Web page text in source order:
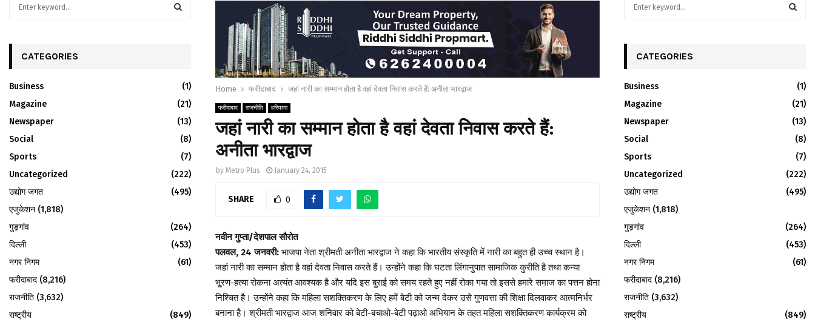
Home फरीदाबाद जहां नारी का सम्मान होता है वहां देवता निवास करते हैं: अनीता भारद्वाज
फरीदाबाद राजनीति हरियाणा
जहां नारी का सम्मान होता है वहां देवता निवास करते हैं:
अनीता भारद्वाज
by Metro Plus January 24, 2015
SHARE 0
नवीन गुप्ता/देशपाल सौरोत
पलवल, 24 जनवरी: भाजपा नेता श्रीमती अनीता भारद्वाज ने कहा कि भारतीय संस्कृति में नारी का बहुत ही उच्च स्थान है।
जहां नारी का सम्मान होता है वहां देवता निवास करते हैं। उन्होंने कहा कि घटता लिंगानुपात सामाजिक कुरीति है तथा कन्या
भू्रण-हत्या रोकना अत्यंत आवश्यक है और यदि इस बुराई को समय रहते हुए नहीं रोका गया तो इससे हमारे समाज का पत्तन होना
निश्चित है। उन्होंने कहा कि महिला सशक्तिकरण के लिए हमें बेटी को जन्म देकर उसे गुणवत्ता की शिक्षा दिलवाकर आत्मनिर्भर
बनाना है। श्रीमती भारद्वाज आज शनिवार को बेटी-बचाओ-बेटी पढ़ाओ अभियान के तहत महिला सशक्तिकरण कार्यक्रम को
o
r
:
R
C
CATEGORIES
Business
(1)
Magazine
(21)
Newspaper
(13)
Social
(8)
Sports
(7)
Uncategorized
(222)
उद्योग जगत
(495)
एजुकेशन (1,818)
गुड़गांव
(264)
दिल्ली
(453)
नगर निगम
(61)
फरीदाबाद (8,216)
राजनीति (3,632)
राष्ट्रीय
(849)
o
r
:
R
C
CATEGORIES
Business
(1)
Magazine
(21)
Newspaper
(13)
Social
(8)
Sports
(7)
Uncategorized
(222)
उद्योग जगत
(495)
एजुकेशन (1,818)
गुड़गांव
(264)
दिल्ली
(453)
नगर निगम
(61)
फरीदाबाद (8,216)
राजनीति (3,632)
राष्ट्रीय
(849)